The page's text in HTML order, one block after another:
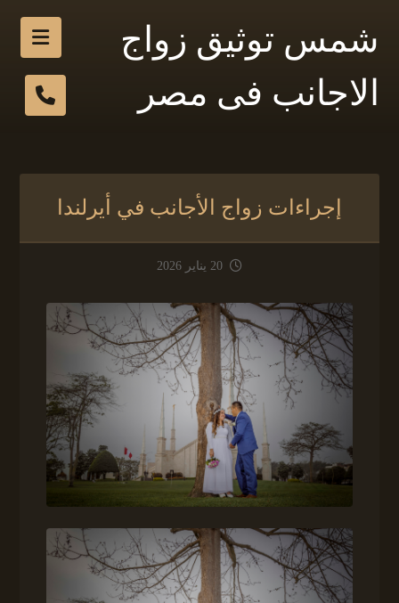
شمس توثيق زواج
الاجانب فى مصر
إجراءات زواج الأجانب في أيرلندا
20 يناير 2026